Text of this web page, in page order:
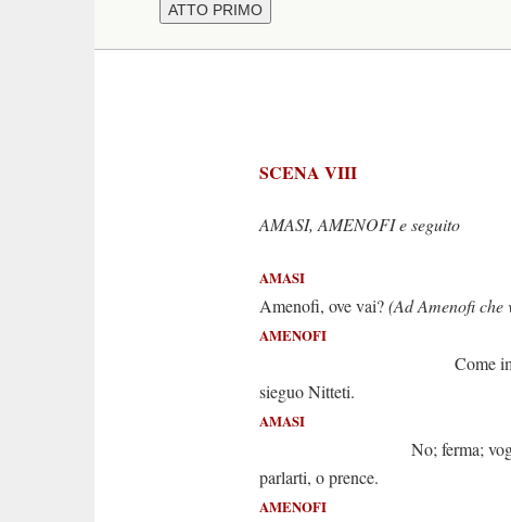
SCENA VIII
AMASI, AMENOFI e seguito
AMASI
Amenofi, ove vai?(Ad Amenofi che
AMENOFI
Come
sieguo Nitteti.
AMASI
No; ferma;
parlarti, o prence.
AMENOFI